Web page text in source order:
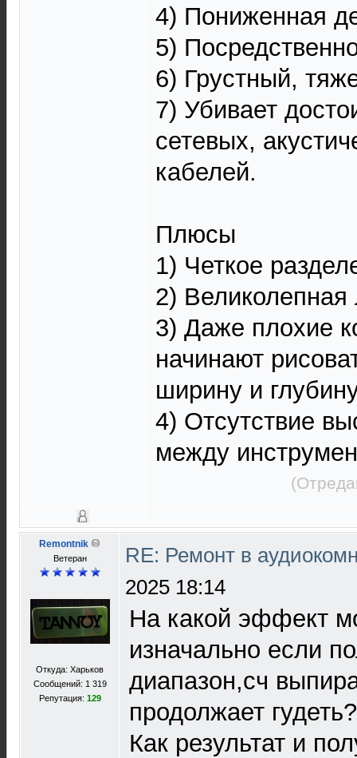
4) Пониженная
5)
6) Грустный,
7) Убивает
сетевых,
кабелей.
Плюсы
1) Четкое
2) Великолепная
3) Даже плохие
начинают
ширину и
4) Отсутствие
между
Remontnik
Ветеран
Откуда: Харьков
Сообщений: 1 319
Репутация: 129
RE: Ремонт в
2025 18:14
На какой эффект
изначально если
диапазон,сч
продолжает гудеть?
Как результат и